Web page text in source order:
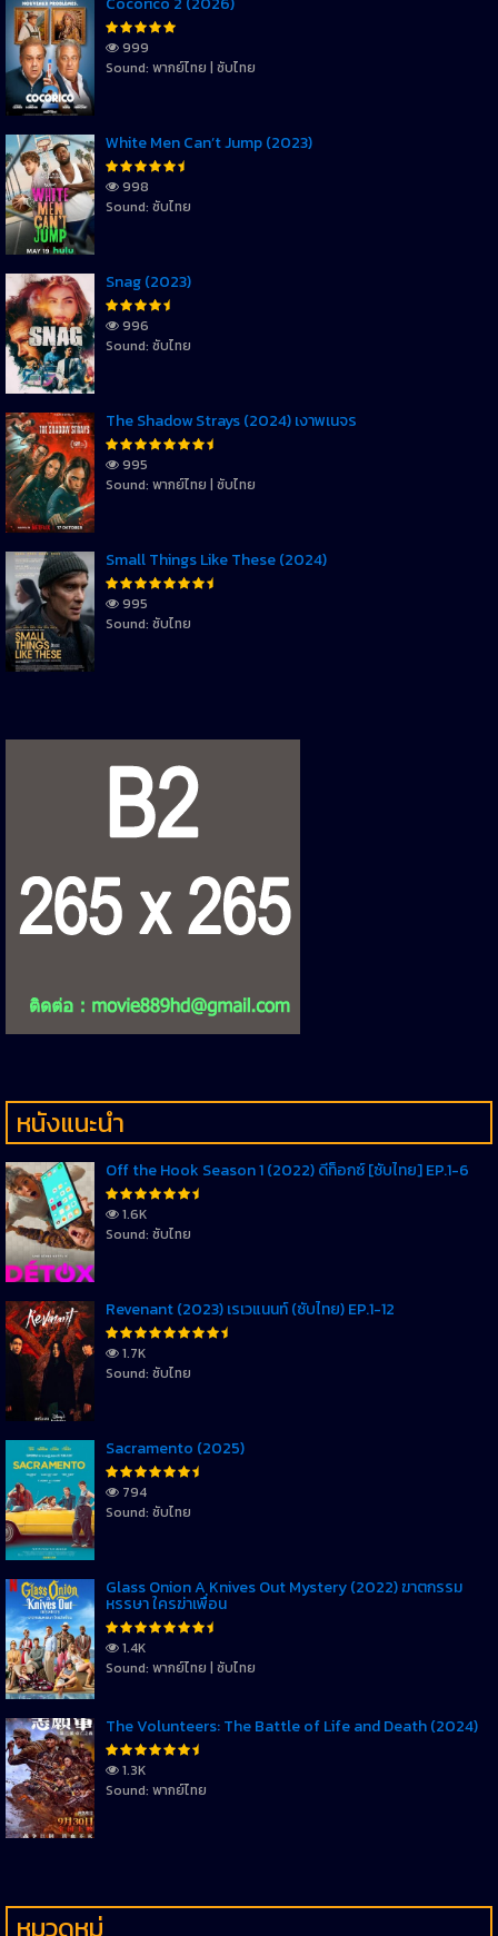
999
Sound: พากย์ไทย | ซับไทย
White Men Can’t Jump (2023)
998
Sound: ซับไทย
Snag (2023)
996
Sound: ซับไทย
The Shadow Strays (2024) เงาพเนจร
995
Sound: พากย์ไทย | ซับไทย
Small Things Like These (2024)
995
Sound: ซับไทย
หนังแนะนำ
Off the Hook Season 1 (2022) ดีท็อกซ์ [ซับไทย] EP.1-6
1.6K
Sound: ซับไทย
Revenant (2023) เรเวแนนท์ (ซับไทย) EP.1-12
1.7K
Sound: ซับไทย
Sacramento (2025)
794
Sound: ซับไทย
Glass Onion A Knives Out Mystery (2022) ฆาตกรรม
หรรษา ใครฆ่าเพื่อน
1.4K
Sound: พากย์ไทย | ซับไทย
The Volunteers: The Battle of Life and Death (2024)
1.3K
Sound: พากย์ไทย
หมวดหมู่